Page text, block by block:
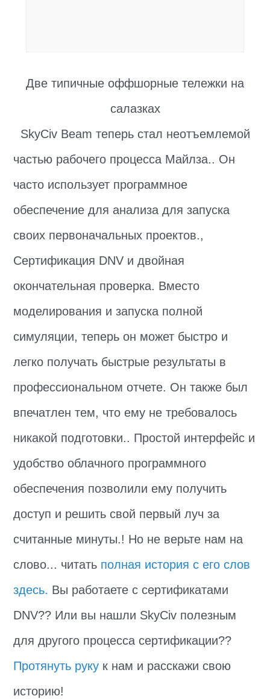
Две типичные оффшорные тележки на
салазках
SkyCiv Beam теперь стал неотъемлемой
частью рабочего процесса Майлза.. Он
часто использует программное
обеспечение для анализа для запуска
своих первоначальных проектов.,
Сертификация DNV и двойная
окончательная проверка. Вместо
моделирования и запуска полной
симуляции, теперь он может быстро и
легко получать быстрые результаты в
профессиональном отчете. Он также был
впечатлен тем, что ему не требовалось
никакой подготовки.. Простой интерфейс и
удобство облачного программного
обеспечения позволили ему получить
доступ и решить свой первый луч за
считанные минуты.! Но не верьте нам на
слово... читать полная история с его слов
здесь. Вы работаете с сертификатами
DNV?? Или вы нашли SkyCiv полезным
для другого процесса сертификации??
Протянуть руку к нам и расскажи свою
историю!